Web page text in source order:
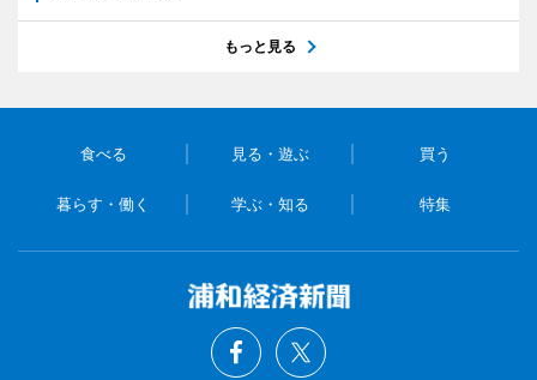
もっと見る
食べる 見る・遊ぶ 買う
暮らす・働く 学ぶ・知る 特集